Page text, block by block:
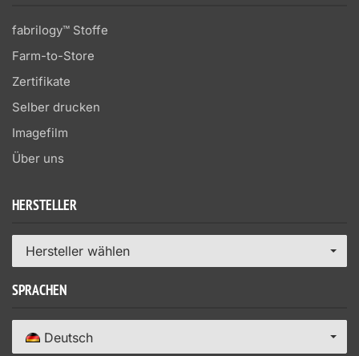
fabrilogy™ Stoffe
Farm-to-Store
Zertifikate
Selber drucken
Imagefilm
Über uns
HERSTELLER
Hersteller wählen
SPRACHEN
Deutsch